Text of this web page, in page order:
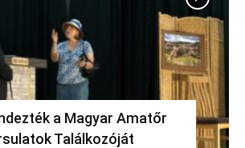
a Magyar Amatőr
Találkozóját